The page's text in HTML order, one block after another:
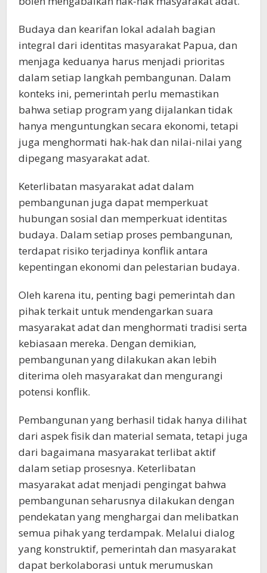
Budaya dan kearifan lokal adalah bagian
integral dari identitas masyarakat Papua, dan
menjaga keduanya harus menjadi prioritas
dalam setiap langkah pembangunan. Dalam
konteks ini, pemerintah perlu memastikan
bahwa setiap program yang dijalankan tidak
hanya menguntungkan secara ekonomi, tetapi
juga menghormati hak-hak dan nilai-nilai yang
dipegang masyarakat adat.
Keterlibatan masyarakat adat dalam
pembangunan juga dapat memperkuat
hubungan sosial dan memperkuat identitas
budaya. Dalam setiap proses pembangunan,
terdapat risiko terjadinya konflik antara
kepentingan ekonomi dan pelestarian budaya.
Oleh karena itu, penting bagi pemerintah dan
pihak terkait untuk mendengarkan suara
masyarakat adat dan menghormati tradisi serta
kebiasaan mereka. Dengan demikian,
pembangunan yang dilakukan akan lebih
diterima oleh masyarakat dan mengurangi
potensi konflik.
Pembangunan yang berhasil tidak hanya dilihat
dari aspek fisik dan material semata, tetapi juga
dari bagaimana masyarakat terlibat aktif
dalam setiap prosesnya. Keterlibatan
masyarakat adat menjadi pengingat bahwa
pembangunan seharusnya dilakukan dengan
pendekatan yang menghargai dan melibatkan
semua pihak yang terdampak. Melalui dialog
yang konstruktif, pemerintah dan masyarakat
dapat berkolaborasi untuk merumuskan